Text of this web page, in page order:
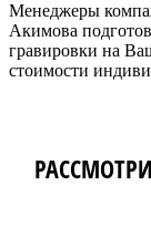
Менеджеры
Акимова
гравировки на
стоимости